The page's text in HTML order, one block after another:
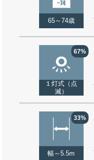
65～74歳
67%
１灯式（点
滅）
33%
幅～5.5m